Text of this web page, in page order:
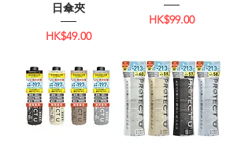
日傘夾
價格
HK$49.00
價格
HK$99.00